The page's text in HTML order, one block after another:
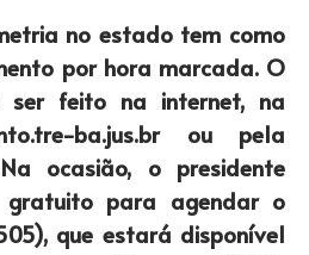
no estado tem como
por hora marcada. O
ser feito na internet, na
ba.jus.br ou pela
ocasião, o presidente
gratuito para agendar o
que estará disponível